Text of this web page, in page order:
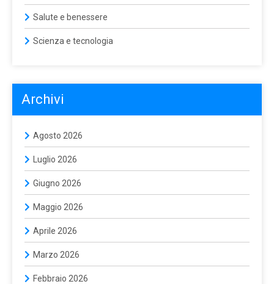
Salute e benessere
Scienza e tecnologia
Archivi
Agosto 2026
Luglio 2026
Giugno 2026
Maggio 2026
Aprile 2026
Marzo 2026
Febbraio 2026